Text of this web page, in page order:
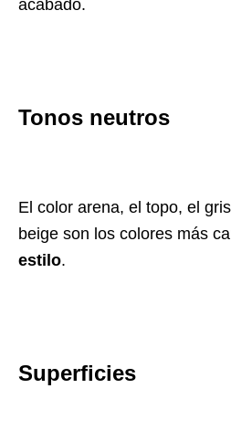
acabado.
Tonos neutros
El color arena, el topo, el
beige son los colores más
estilo.
Superficies